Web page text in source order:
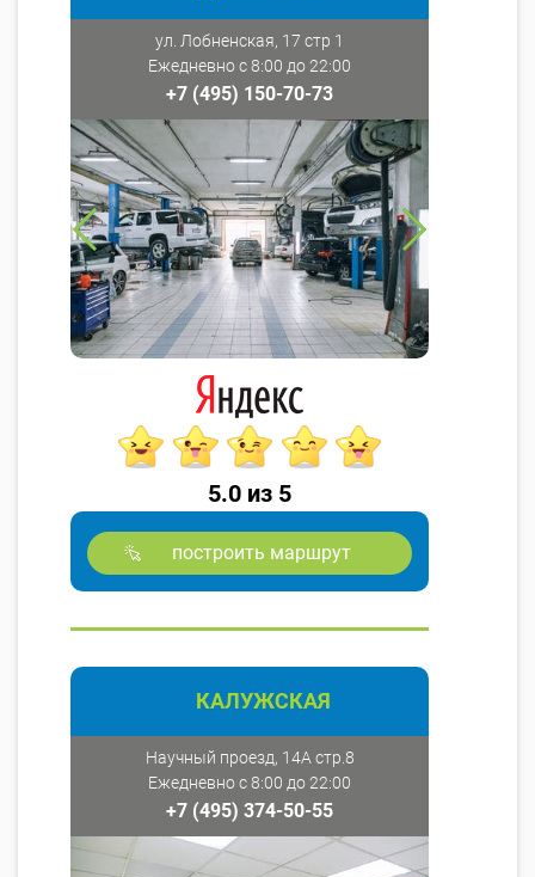
ул. Лобненская, 17 стр 1
Ежедневно с 8:00 до 22:00
+7 (495) 150-70-73
5.0 из 5
построить маршрут
КАЛУЖСКАЯ
Научный проезд, 14А стр.8
Ежедневно с 8:00 до 22:00
+7 (495) 374-50-55